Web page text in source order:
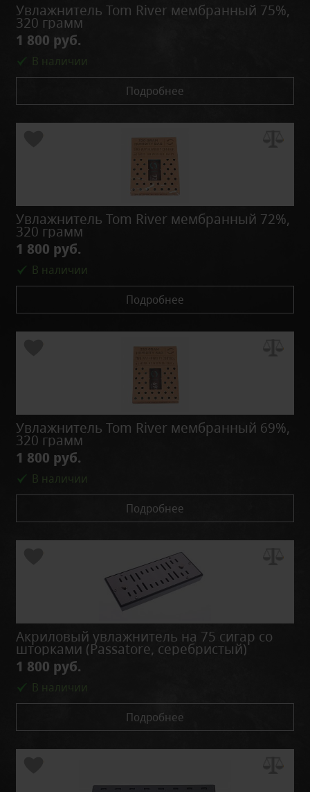
Увлажнитель Tom River мембранный 75%,
320 грамм
1 800 руб.
В наличии
Подробнее
Увлажнитель Tom River мембранный 72%,
320 грамм
1 800 руб.
В наличии
Подробнее
Увлажнитель Tom River мембранный 69%,
320 грамм
1 800 руб.
В наличии
Подробнее
Акриловый увлажнитель на 75 сигар со
шторками (Passatore, серебристый)
1 800 руб.
В наличии
Подробнее